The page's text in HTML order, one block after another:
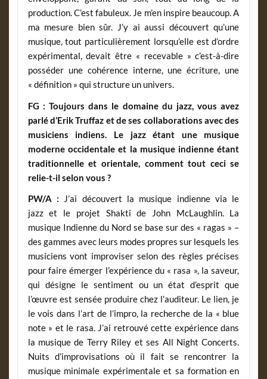
production. C’est fabuleux. Je m’en inspire beaucoup. A
ma mesure bien sûr. J’y ai aussi découvert qu’une
musique, tout particulièrement lorsqu’elle est d’ordre
expérimental, devait être « recevable » c’est-à-dire
posséder une cohérence interne, une écriture, une
« définition » qui structure un univers.
FG : Toujours dans le domaine du jazz, vous avez
parlé d’Erik Truffaz et de ses collaborations avec des
musiciens indiens. Le jazz étant une musique
moderne occidentale et la musique indienne étant
traditionnelle et orientale, comment tout ceci se
relie-t-il selon vous ?
PW/A : J’ai découvert la musique indienne via le
jazz et le projet Shakti de John McLaughlin. La
musique Indienne du Nord se base sur des « ragas » –
des gammes avec leurs modes propres sur lesquels les
musiciens vont improviser selon des règles précises
pour faire émerger l’expérience du « rasa », la saveur,
qui désigne le sentiment ou un état d’esprit que
l’œuvre est sensée produire chez l’auditeur. Le lien, je
le vois dans l’art de l’impro, la recherche de la « blue
note » et le rasa. J’ai retrouvé cette expérience dans
la musique de Terry Riley et ses All Night Concerts.
Nuits d’improvisations où il fait se rencontrer la
musique minimale expérimentale et sa formation en